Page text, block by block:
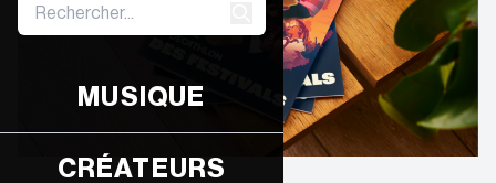
MUSIQUE
CRÉATEURS